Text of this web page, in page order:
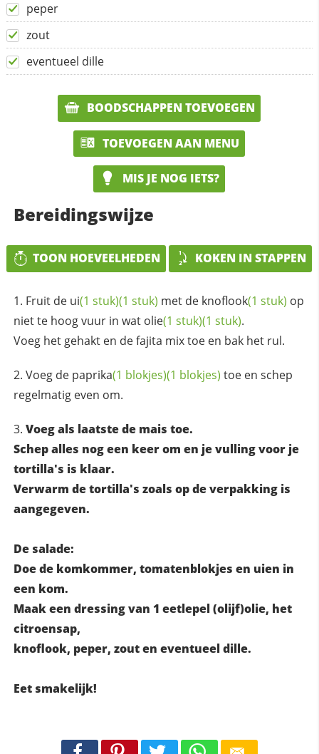
peper
zout
eventueel dille
BOODSCHAPPEN TOEVOEGEN
TOEVOEGEN AAN MENU
MIS JE NOG IETS?
Bereidingswijze
TOON HOEVEELHEDEN KOKEN IN STAPPEN
Fruit de ui(1 stuk)(1 stuk) met de knoflook(1 stuk) op
niet te hoog vuur in wat olie(1 stuk)(1 stuk).
Voeg het gehakt en de fajita mix toe en bak het rul.
Voeg de paprika(1 blokjes)(1 blokjes) toe en schep
regelmatig even om.
Voeg als laatste de mais toe.
Schep alles nog een keer om en je vulling voor je
tortilla's is klaar.
Verwarm de tortilla's zoals op de verpakking is
aangegeven.
De salade:
Doe de komkommer, tomatenblokjes en uien in
een kom.
Maak een dressing van 1 eetlepel (olijf)olie, het
citroensap,
knoflook, peper, zout en eventueel dille.
Eet smakelijk!